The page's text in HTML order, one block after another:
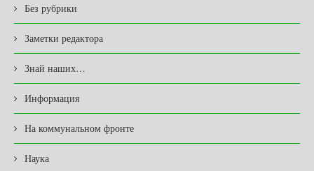
Без рубрики
Заметки редактора
Знай наших…
Информация
На коммунальном фронте
Наука